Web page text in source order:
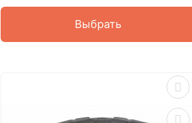
Выбрать